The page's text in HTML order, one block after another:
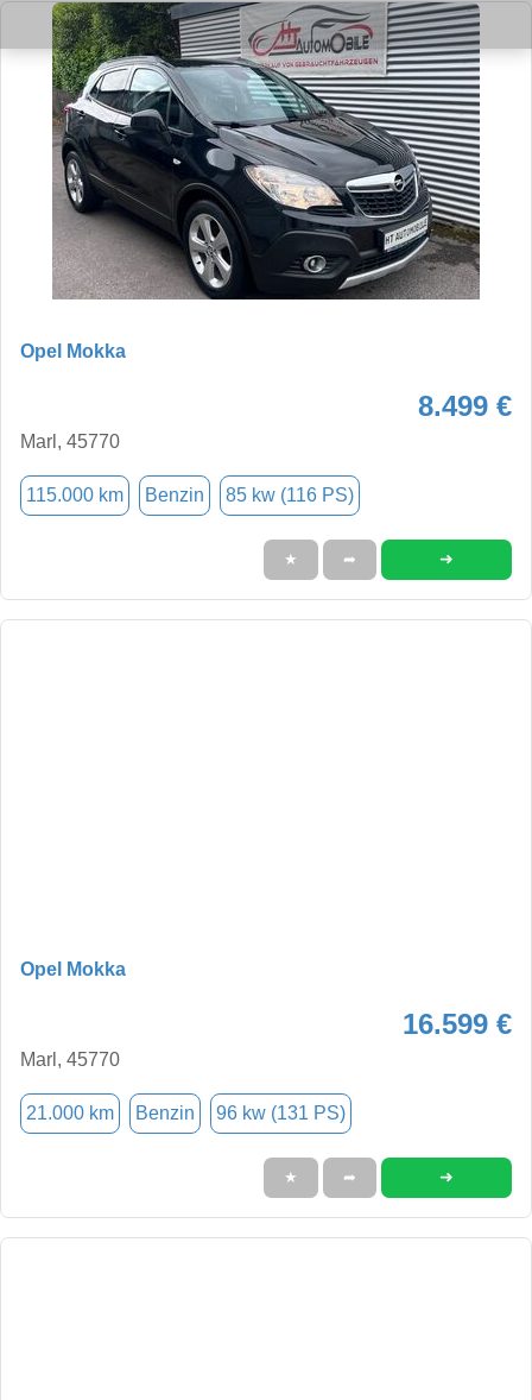
Opel Mokka
8.499 €
Marl, 45770
115.000 km Benzin 85 kw (116 PS)
★ ➦ ➜
Opel Mokka
16.599 €
Marl, 45770
21.000 km Benzin 96 kw (131 PS)
★ ➦ ➜